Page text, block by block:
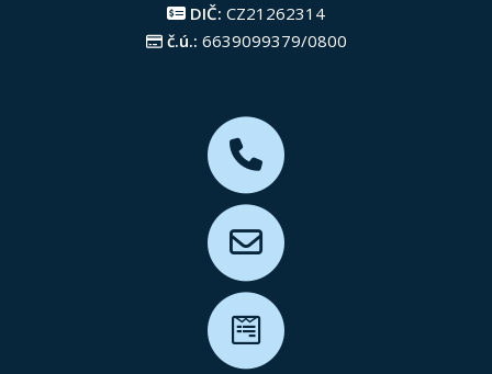
DIČ: CZ21262314
č.ú.: 6639099379/0800